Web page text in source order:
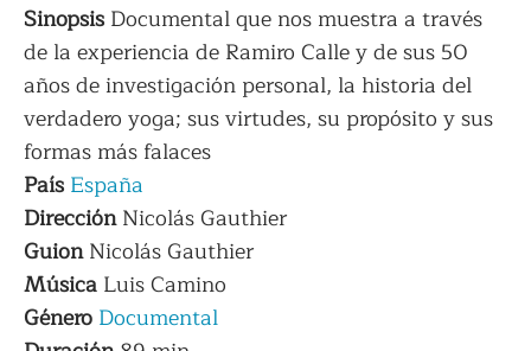
Sinopsis Documental que nos muestra a través
de la experiencia de Ramiro Calle y de sus 50
años de investigación personal, la historia del
verdadero yoga; sus virtudes, su propósito y sus
formas más falaces
País España
DirecciónNicolás Gauthier
GuionNicolás Gauthier
Música Luis Camino
Género Documental